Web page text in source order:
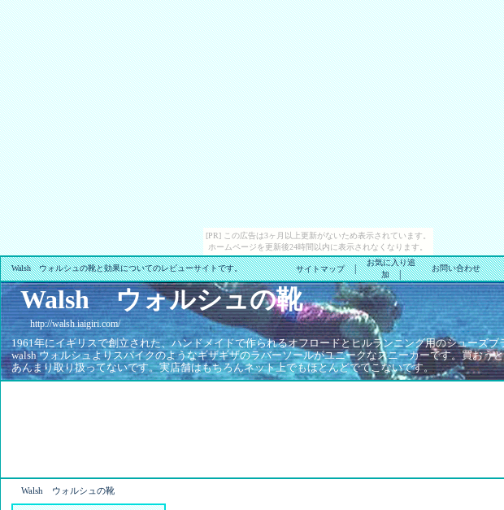
[PR] この広告は3ヶ月以上更新がないため表示されています。
ホームページを更新後24時間以内に表示されなくなります。
Walsh ウォルシュの靴と効果についてのレビューサイトです。 サイトマップ|
お気に入り追
加|
お問い合わせ
Walsh ウォルシュの靴
http://walsh.iaigiri.com/
1961年にイギリスで創立された、ハンドメイドで作られるオフロードとヒルランニング用のシューズブ
walsh ウォルシュよりスパイクのようなギザギザのラバーソールがユニークなスニーカーです。買おう
あんまり取り扱ってないです。実店舗はもちろんネット上でもほとんどでてこないです。
Walsh ウォルシュの靴